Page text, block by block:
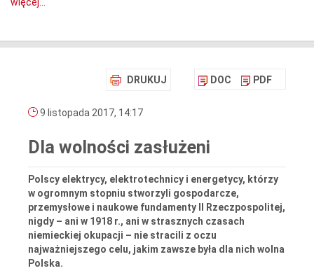
DRUKUJ DOC PDF
9 listopada 2017, 14:17
Dla wolności zasłużeni
Polscy elektrycy, elektrotechnicy i energetycy, którzy
w ogromnym stopniu stworzyli gospodarcze,
przemysłowe i naukowe fundamenty II Rzeczpospolitej,
nigdy – ani w 1918 r., ani w strasznych czasach
niemieckiej okupacji – nie stracili z oczu
najważniejszego celu, jakim zawsze była dla nich wolna
Polska.